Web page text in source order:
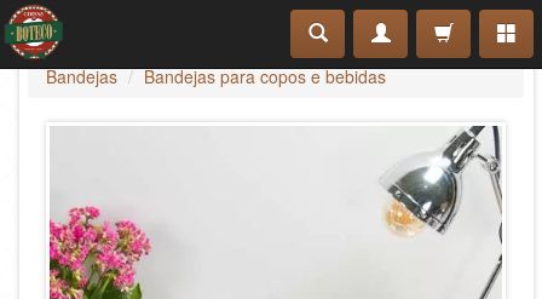
Bandejas Bandejas para copos e bebidas